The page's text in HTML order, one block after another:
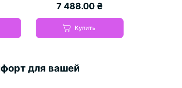
7 488.00 ₴
Купить
для вашей